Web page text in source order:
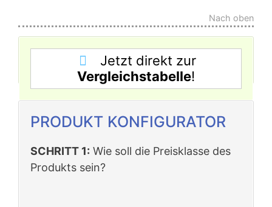
Nach oben
Jetzt direkt zur
Vergleichstabelle!
PRODUKT KONFIGURATOR
SCHRITT 1: Wie soll die Preisklasse des
Produkts sein?